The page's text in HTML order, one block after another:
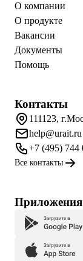
О компании
О продукте
Вакансии
Документы
Помощь
Контакты
111123,
help@urait.ru
+7 (495) 744
Все контакты
Приложения